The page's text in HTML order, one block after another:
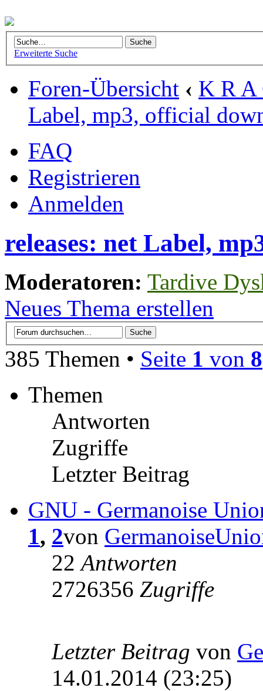
Erweiterte Suche
Foren-Übersicht ‹ K R A
Label, mp3, official
FAQ
Registrieren
Anmelden
releases: net Label,
Moderatoren: Tardive
Neues Thema erstellen
385 Themen • Seite 1 von 8
Themen
Antworten
Zugriffe
Letzter Beitrag
GNU - Germanoise
1, 2von
22Antworten
2726356 Zugriffe
Letzter Beitrag von
14.01.2014 (23:25)